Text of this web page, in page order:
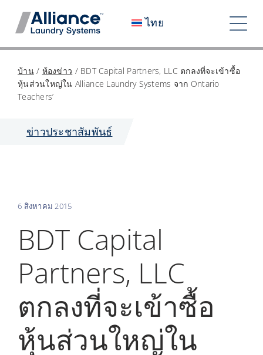
ไทย
สลับ
กา
ร่วมงานกับเรา
นักลงทุน
ติดต่อเรา
My Alliance
บ้าน/ ห้องข่าว / BDT Capital Partners, LLC ตกลงที่จะเข้าซื้อ
หุ้นส่วนใหญ่ใน Alliance Laundry Systems จาก Ontario
Teachers’
ข่าวประชาสัมพันธ์
6 สิงหาคม 2015
BDT Capital
Partners, LLC
ตกลงที่จะเข้าซื้อ
หุ้นส่วนใหญ่ใน